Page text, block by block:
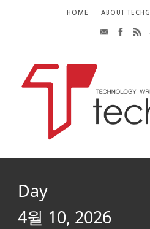
HOME ABOUT TECHG
Day
4월 10, 2026